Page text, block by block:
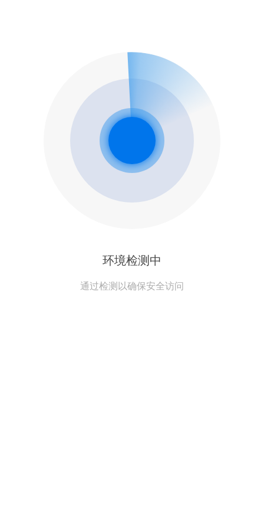
环境检测中
通过检测以确保安全访问